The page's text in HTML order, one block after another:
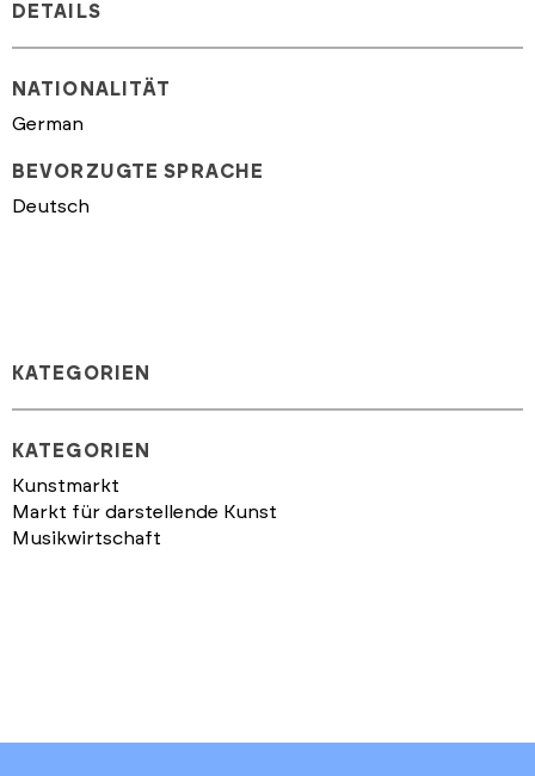
DETAILS
NATIONALITÄT
German
BEVORZUGTE SPRACHE
Deutsch
KATEGORIEN
KATEGORIEN
Kunstmarkt
Markt für darstellende Kunst
Musikwirtschaft